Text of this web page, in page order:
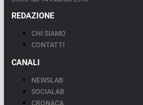
REDAZIONE
CHI SIAMO
CONTATTI
CANALI
NEWSLAB
SOCIALAB
CRONACA